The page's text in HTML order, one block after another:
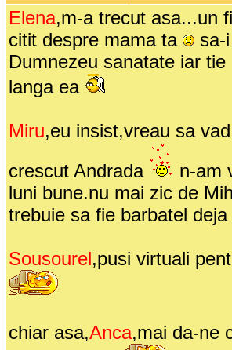
Elena,m-a trecut asa...un
citit despre mama ta
sa-
Dumnezeu sanatate iar
langa ea
Miru,eu insist,vreau sa
crescut Andrada
n-am
luni bune.nu mai zic de
trebuie sa fie barbatel deja
Sousourel,pusi virtuali
chiar asa,Anca,mai da-ne